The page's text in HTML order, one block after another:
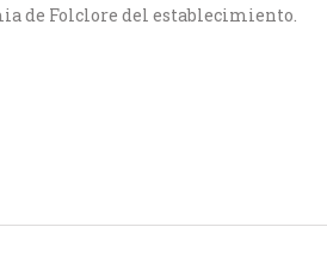
de Folclore del establecimiento.